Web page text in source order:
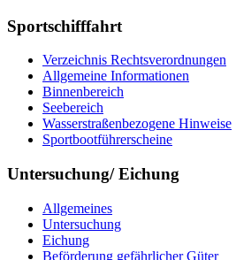
Sportschifffahrt
Ver­zeich­nis Rechts­ver­ord­nun­gen
All­ge­mei­ne In­for­ma­tio­nen
Bin­nen­be­reich
See­be­reich
Was­ser­stra­ßen­be­zo­ge­ne Hin­wei­se
Sport­boot­füh­rer­schei­ne
Untersuchung/ Eichung
All­ge­mei­nes
Un­ter­su­chung
Ei­chung
Be­för­de­rung ge­fähr­li­cher Gü­ter